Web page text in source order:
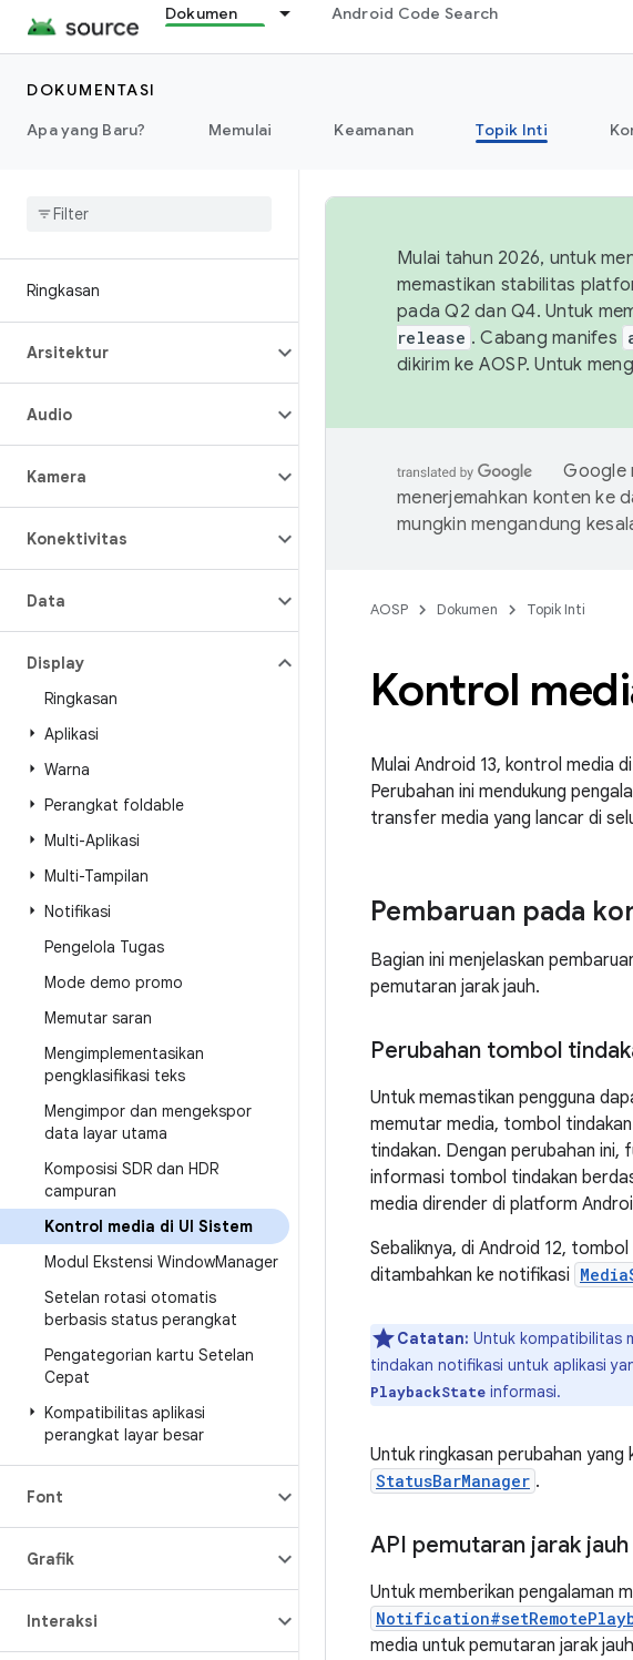
Dokumen Android Code Search
DOKUMENTASI
Apa yang Baru?
Memulai Keamanan Topik Inti
Ringkasan
Arsitektur
Audio
Kamera
Konektivitas
Data
Display
Ringkasan
Aplikasi
Warna
Perangkat foldable
Multi-Aplikasi
Multi-Tampilan
Notifikasi
Pengelola Tugas
Mode demo promo
Memutar saran
Mengimplementasikan
pengklasifikasi teks
Mengimpor dan mengekspor
data layar utama
Komposisi SDR dan HDR
campuran
Kontrol media di UI Sistem
Modul Ekstensi WindowManager
Setelan rotasi otomatis
berbasis status perangkat
Pengategorian kartu Setelan
Cepat
Kompatibilitas aplikasi
perangkat layar besar
Font
Grafik
Interaksi
Mulai tahun 2026, untuk
memastikan stabilitas
pada Q2 dan Q4. Untuk
release . Cabang manifes
dikirim ke AOSP. Untuk
Google
menerjemahkan konten ke
mungkin mengandung
AOSP Dokumen Topik Inti
Kontrol
Mulai Android 13, kontrol media
Perubahan ini mendukung
transfer media yang lancar di
Pembaruan pada
Bagian ini menjelaskan
pemutaran jarak jauh.
Perubahan tombol
Untuk memastikan pengguna
memutar media, tombol
tindakan. Dengan perubahan ini,
informasi tombol tindakan
media dirender di platform
Sebaliknya, di Android 12,
ditambahkan ke notifikasi
Catatan: Untuk kompatibilitas
tindakan notifikasi untuk aplikasi
PlaybackState informasi.
Untuk ringkasan perubahan
StatusBarManager .
API pemutaran jarak jauh
Untuk memberikan pengalaman
media untuk pemutaran jarak